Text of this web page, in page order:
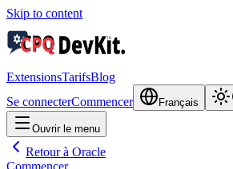
Skip to content
ExtensionsTarifsBlog
Se connecterCommencer Français
Ouvrir le menu
Retour à Oracle
Commencer